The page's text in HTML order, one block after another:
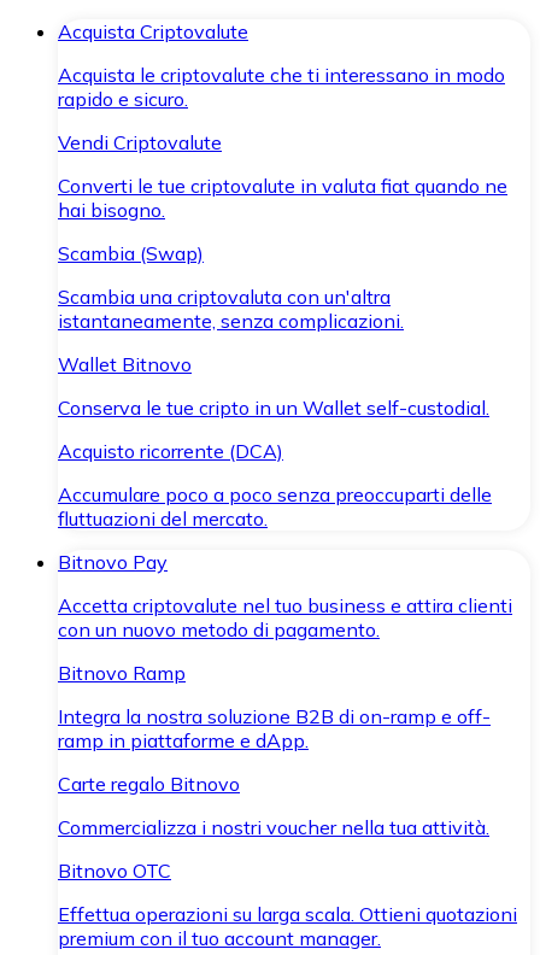
Acquista Criptovalute
Acquista le criptovalute che ti interessano in modo
rapido e sicuro.
Vendi Criptovalute
Converti le tue criptovalute in valuta fiat quando ne
hai bisogno.
Scambia (Swap)
Scambia una criptovaluta con un'altra
istantaneamente, senza complicazioni.
Wallet Bitnovo
Conserva le tue cripto in un Wallet self-custodial.
Acquisto ricorrente (DCA)
Accumulare poco a poco senza preoccuparti delle
fluttuazioni del mercato.
Bitnovo Pay
Accetta criptovalute nel tuo business e attira clienti
con un nuovo metodo di pagamento.
Bitnovo Ramp
Integra la nostra soluzione B2B di on-ramp e off-
ramp in piattaforme e dApp.
Carte regalo Bitnovo
Commercializza i nostri voucher nella tua attività.
Bitnovo OTC
Effettua operazioni su larga scala. Ottieni quotazioni
premium con il tuo account manager.